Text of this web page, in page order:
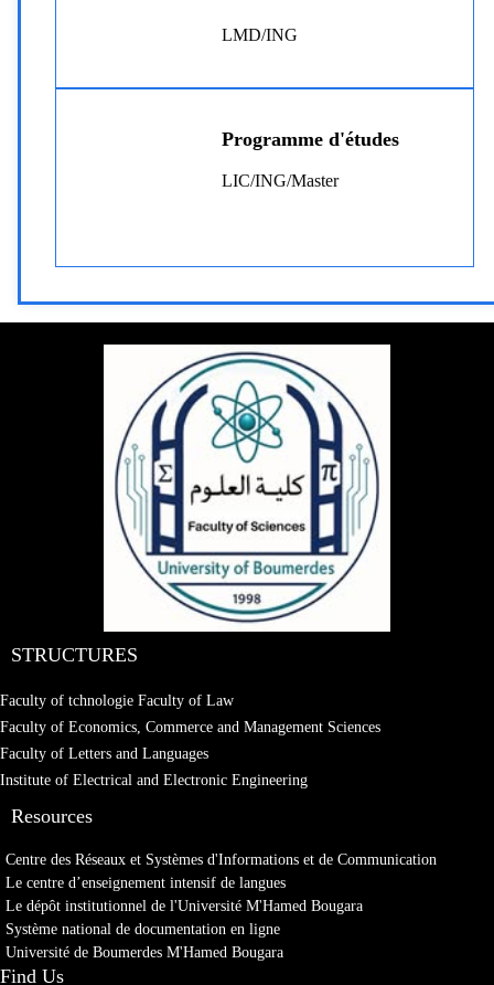
LMD/ING
Programme d'études
LIC/ING/Master
STRUCTURES
Faculty of tchnologie Faculty of Law
Faculty of Economics, Commerce and Management Sciences
Faculty of Letters and Languages
Institute of Electrical and Electronic Engineering
Resources
Centre des Réseaux et Systèmes d'Informations et de Communication
Le centre d’enseignement intensif de langues
Le dépôt institutionnel de l'Université M'Hamed Bougara
Système national de documentation en ligne
Université de Boumerdes M'Hamed Bougara
Find Us